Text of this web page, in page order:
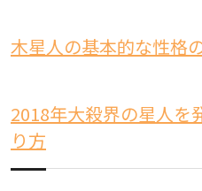
木星人の基本的な性格
2018年大殺界の星人を
り方